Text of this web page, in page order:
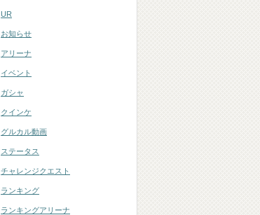
UR
お知らせ
アリーナ
イベント
ガシャ
クインケ
グルカル動画
ステータス
チャレンジクエスト
ランキング
ランキングアリーナ